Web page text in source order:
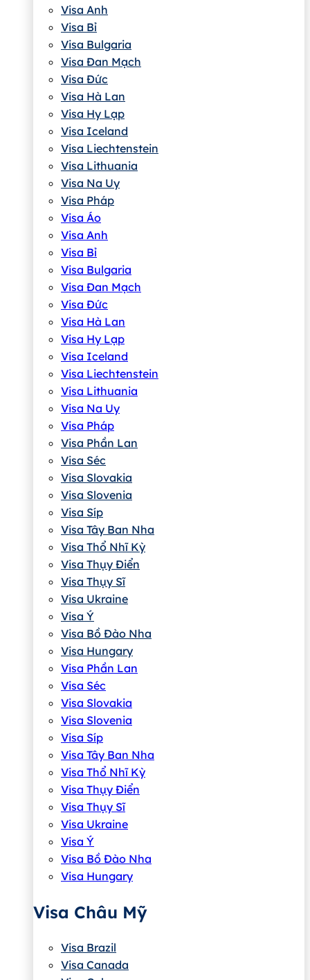
Visa Anh
Visa Bỉ
Visa Bulgaria
Visa Đan Mạch
Visa Đức
Visa Hà Lan
Visa Hy Lạp
Visa Iceland
Visa Liechtenstein
Visa Lithuania
Visa Na Uy
Visa Pháp
Visa Áo
Visa Anh
Visa Bỉ
Visa Bulgaria
Visa Đan Mạch
Visa Đức
Visa Hà Lan
Visa Hy Lạp
Visa Iceland
Visa Liechtenstein
Visa Lithuania
Visa Na Uy
Visa Pháp
Visa Phần Lan
Visa Séc
Visa Slovakia
Visa Slovenia
Visa Síp
Visa Tây Ban Nha
Visa Thổ Nhĩ Kỳ
Visa Thụy Điển
Visa Thụy Sĩ
Visa Ukraine
Visa Ý
Visa Bồ Đào Nha
Visa Hungary
Visa Phần Lan
Visa Séc
Visa Slovakia
Visa Slovenia
Visa Síp
Visa Tây Ban Nha
Visa Thổ Nhĩ Kỳ
Visa Thụy Điển
Visa Thụy Sĩ
Visa Ukraine
Visa Ý
Visa Bồ Đào Nha
Visa Hungary
Visa Châu Mỹ
Visa Brazil
Visa Canada